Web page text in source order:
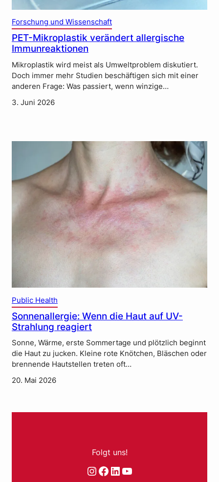
Forschung und Wissenschaft
PET-Mikroplastik verändert allergische
Immunreaktionen
Mikroplastik wird meist als Umweltproblem diskutiert.
Doch immer mehr Studien beschäftigen sich mit einer
anderen Frage: Was passiert, wenn winzige…
3. Juni 2026
Public Health
Sonnenallergie: Wenn die Haut auf UV-
Strahlung reagiert
Sonne, Wärme, erste Sommertage und plötzlich beginnt
die Haut zu jucken. Kleine rote Knötchen, Bläschen oder
brennende Hautstellen treten oft…
20. Mai 2026
Folgt uns!
Instagram Facebook LinkedIn YouTube